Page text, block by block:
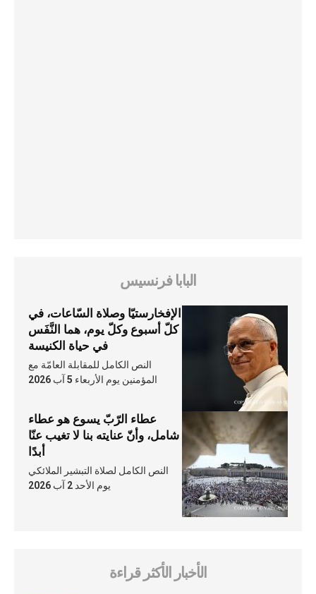
البابا فرنسيس
الإفخارستيّا وصلاة السّاعات، في
كلّ أسبوع وكلّ يوم، هما النَّفَس
في حياة الكنيسة
النص الكامل للمقابلة العامّة مع
المؤمنين يوم الأربعاء 5 آب 2026
عطاء الرّبّ يسوع هو عطاء
شامل، وأنّ عنايته بنا لا تغيب عنّا
أبدًا
النص الكامل لصلاة التبشير الملائكي
يوم الأحد 2 آب 2026
الأخبار الأكثر قراءة